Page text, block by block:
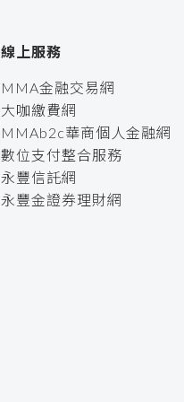
線上服務
MMA金融交易網
大咖繳費網
MMAb2c華商個人金融網
數位支付整合服務
永豐信託網
永豐金證券理財網